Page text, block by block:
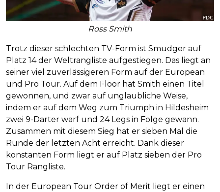
Ross Smith
Trotz dieser schlechten TV-Form ist Smudger auf
Platz 14 der Weltrangliste aufgestiegen. Das liegt an
seiner viel zuverlässigeren Form auf der European
und Pro Tour. Auf dem Floor hat Smith einen Titel
gewonnen, und zwar auf unglaubliche Weise,
indem er auf dem Weg zum Triumph in Hildesheim
zwei 9-Darter warf und 24 Legs in Folge gewann.
Zusammen mit diesem Sieg hat er sieben Mal die
Runde der letzten Acht erreicht. Dank dieser
konstanten Form liegt er auf Platz sieben der Pro
Tour Rangliste.
In der European Tour Order of Merit liegt er einen